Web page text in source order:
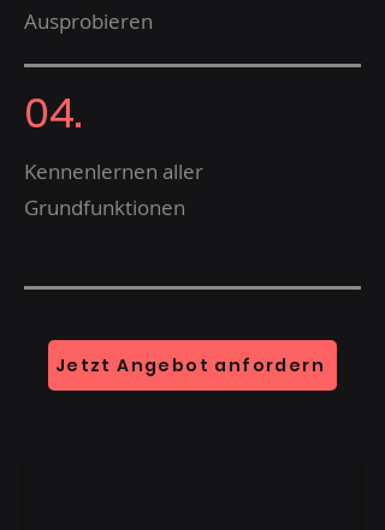
Ausprobieren
04.
Kennenlernen aller
Grundfunktionen
Jetzt Angebot anfordern